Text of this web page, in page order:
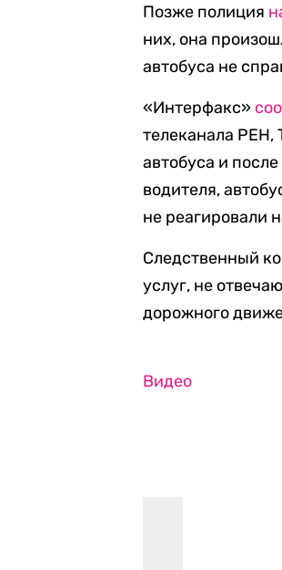
Позже полиция
них, она
автобуса не
«Интерфакс»
телеканала РЕН,
автобуса и
водителя,
не реагировали
Следственный
услуг, не
дорожного
Видео